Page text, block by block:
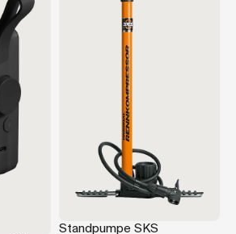
Standpumpe SKS